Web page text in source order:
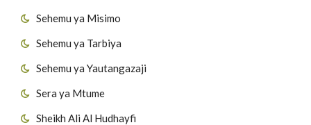
Sehemu ya Misimo
Sehemu ya Tarbiya
Sehemu ya Yautangazaji
Sera ya Mtume
Sheikh Ali Al Hudhayfi